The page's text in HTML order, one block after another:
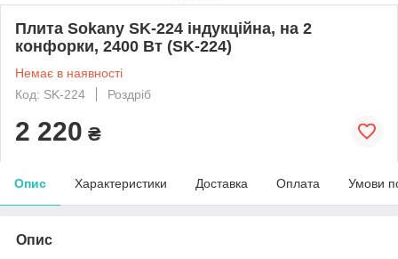
Плита Sokany SK-224 індукційна, на 2
конфорки, 2400 Вт (SK-224)
Немає в наявності
Код: SK-224
Роздріб
2 220 ₴
Опис Характеристики Доставка Оплата Умови
Опис